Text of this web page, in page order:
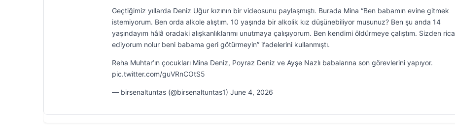
Geçtiğimiz yıllarda Deniz Uğur kızının bir videosunu paylaşmıştı. Burada Mina “Ben babamın evine gitmek
istemiyorum. Ben orda alkole alıştım. 10 yaşında bir alkolik kız düşünebiliyor musunuz? Ben şu anda 14
yaşındayım hâlâ oradaki alışkanlıklarımı unutmaya çalışıyorum. Ben kendimi öldürmeye çalıştım. Sizden rica
ediyorum nolur beni babama geri götürmeyin” ifadelerini kullanmıştı.
Reha Muhtar’ın çocukları Mina Deniz, Poyraz Deniz ve Ayşe Nazlı babalarına son görevlerini yapıyor.
pic.twitter.com/guVRnCOtS5
— birsenaltuntas (@birsenaltuntas1) June 4, 2026